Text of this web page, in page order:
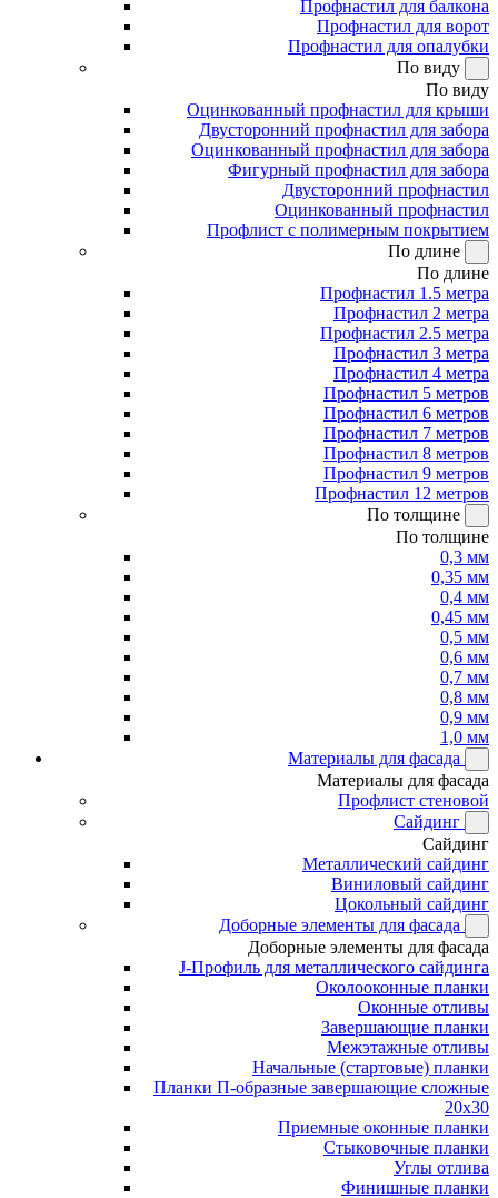
Профнастил для балкона
Профнастил для ворот
Профнастил для опалубки
По виду
По виду
Оцинкованный профнастил для крыши
Двусторонний профнастил для забора
Оцинкованный профнастил для забора
Фигурный профнастил для забора
Двусторонний профнастил
Оцинкованный профнастил
Профлист с полимерным покрытием
По длине
По длине
Профнастил 1.5 метра
Профнастил 2 метра
Профнастил 2.5 метра
Профнастил 3 метра
Профнастил 4 метра
Профнастил 5 метров
Профнастил 6 метров
Профнастил 7 метров
Профнастил 8 метров
Профнастил 9 метров
Профнастил 12 метров
По толщине
По толщине
0,3 мм
0,35 мм
0,4 мм
0,45 мм
0,5 мм
0,6 мм
0,7 мм
0,8 мм
0,9 мм
1,0 мм
Материалы для фасада
Материалы для фасада
Профлист стеновой
Сайдинг
Сайдинг
Металлический сайдинг
Виниловый сайдинг
Цокольный сайдинг
Доборные элементы для фасада
Доборные элементы для фасада
J-Профиль для металлического сайдинга
Околооконные планки
Оконные отливы
Завершающие планки
Межэтажные отливы
Начальные (стартовые) планки
Планки П-образные завершающие сложные
20x30
Приемные оконные планки
Стыковочные планки
Углы отлива
Финишные планки